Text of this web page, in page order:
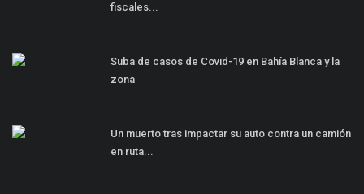
fiscales...
Suba de casos de Covid-19 en Bahía Blanca y la
zona
Un muerto tras impactar su auto contra un camión
en ruta...